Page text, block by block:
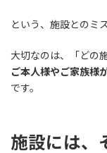
という、施設とのミ
大切なのは、「どの
ご本人様やご家族様
です。
施設には、